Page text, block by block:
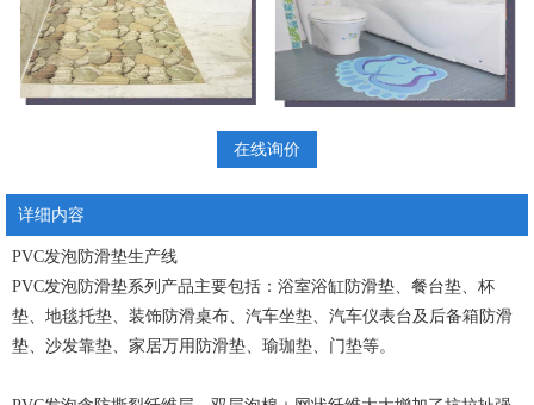
在线询价
详细内容
PVC发泡防滑垫生产线
PVC发泡防滑垫系列产品主要包括：浴室浴缸防滑垫、餐台垫、杯
垫、地毯托垫、装饰防滑桌布、汽车坐垫、汽车仪表台及后备箱防滑
垫、沙发靠垫、家居万用防滑垫、瑜珈垫、门垫等。